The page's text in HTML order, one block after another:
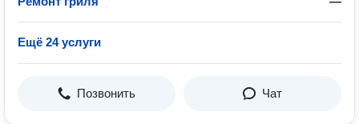
Ещё 24 услуги
Позвонить Чат